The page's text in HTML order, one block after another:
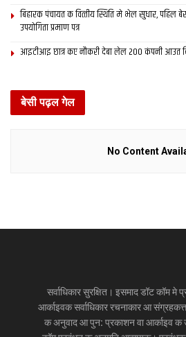
बिहारक पंचायत क वित्‍तीय स्थिति मे भेल सुधार,
उपयोगिता प्रमाण पत्र
आइटीआइ छात्र कए नौकरी देबा लेल 200 कंपनी आउत
बेसी पढ़ल गेल
No Content
सर्वाधिकार सुरक्षित। इसमाद डॉट कॉम
आर्काइवक सर्वाधिकार रचनाकार आ
क अनुवाद आ पुन: प्रकाशन वा आर्काइव क